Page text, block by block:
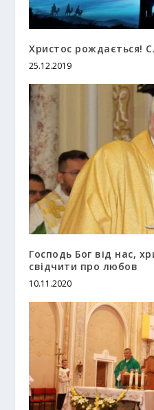
Христос рождається!
25.12.2019
Господь Бог від нас,
свідчити про любов
10.11.2020